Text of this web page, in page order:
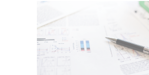
製品名・キーワードから探す